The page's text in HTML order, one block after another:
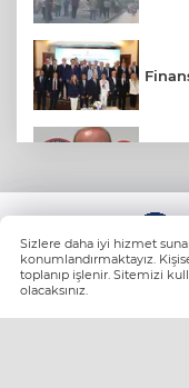
132
Sizlere daha iyi hizmet
konumlandırmaktayız.
toplanıp işlenir. Sitemizi
olacaksınız.